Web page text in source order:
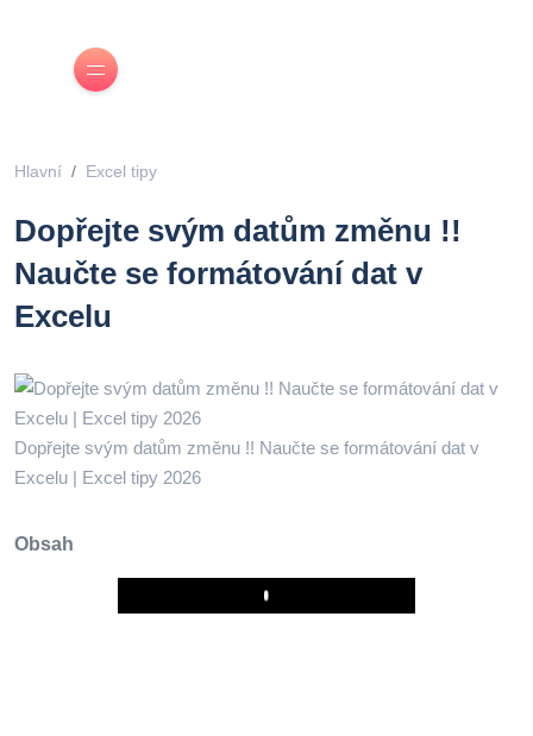
Hlavní Excel tipy
Dopřejte svým datům změnu !!
Naučte se formátování dat v
Excelu
Dopřejte svým datům změnu !! Naučte se formátování dat v
Excelu | Excel tipy 2026
Obsah
Play